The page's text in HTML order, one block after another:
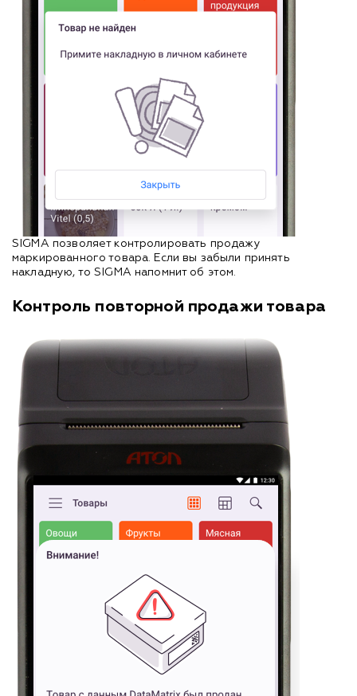
SIGMA позволяет контролировать продажу
маркированного товара. Если вы забыли принять
накладную, то SIGMA напомнит об этом.
Контроль повторной продажи товара